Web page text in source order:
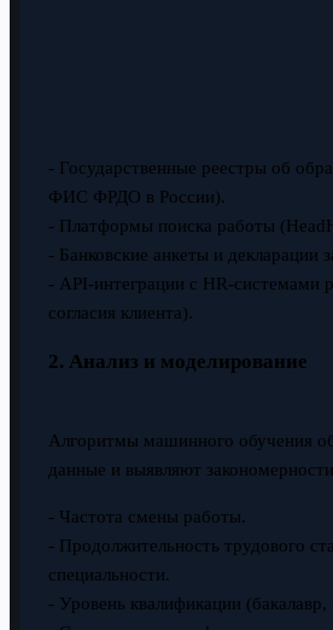
- Государственные реестры об
ФИС ФРДО в России).
- Платформы поиска работы
- Банковские анкеты и декларации
- API-интеграции с HR-системами
согласия клиента).
2. Анализ и моделирование
Алгоритмы машинного обучения
данные и выявляют
- Частота смены работы.
- Продолжительность трудового
специальности.
- Уровень квалификации (бакалавр,